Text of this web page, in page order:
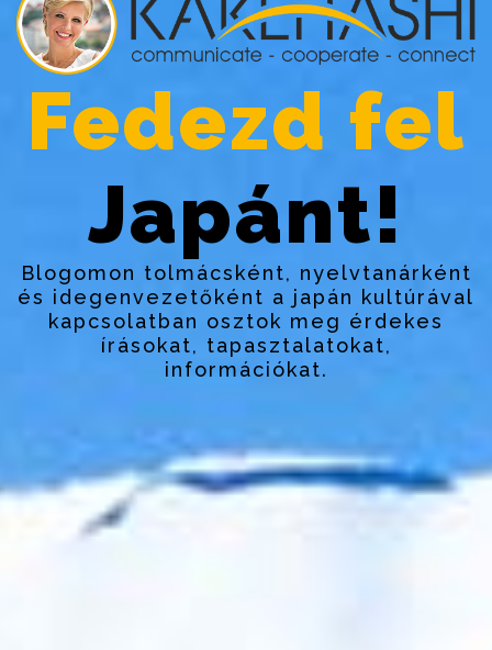
Fedezd fel
Japánt!
Blogomon tolmácsként, nyelvtanárként
és idegenvezetőként a japán kultúrával
kapcsolatban osztok meg érdekes
írásokat, tapasztalatokat,
információkat.